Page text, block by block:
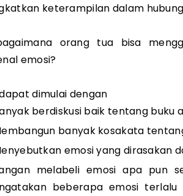
keterampilan dalam
orang tua bisa
emosi?
dimulai dengan
berdiskusi baik tentang buku
banyak kosakata
emosi yang dirasakan
melabeli emosi apa pun
beberapa emosi